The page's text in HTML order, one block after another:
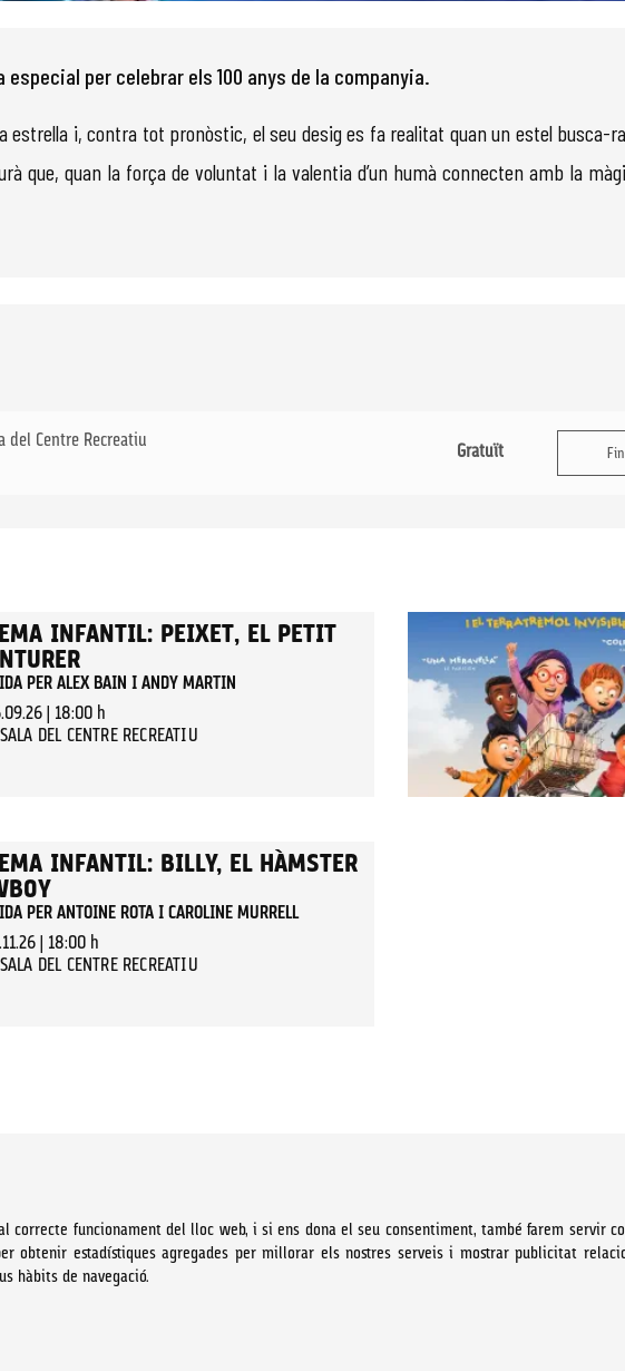
per celebrar els 100 anys de la companyia.
estrella i, contra tot pronòstic, el seu desig es fa realitat quan un estel busca-
que, quan la força de voluntat i la valentia d’un humà connecten amb la
del Centre Recreatiu
Gratuït
INFANTIL: PEIXET, EL PETIT
PER ALEX BAIN I ANDY MARTIN
| 18:00 h
DEL CENTRE RECREATIU
INFANTIL: BILLY, EL HÀMSTER
PER ANTOINE ROTA I CAROLINE MURRELL
| 18:00 h
DEL CENTRE RECREATIU
cultura
correcte funcionament del lloc web, i si ens dona el seu consentiment, també farem servir
obtenir estadístiques agregades per millorar els nostres serveis i mostrar publicitat
hàbits de navegació.